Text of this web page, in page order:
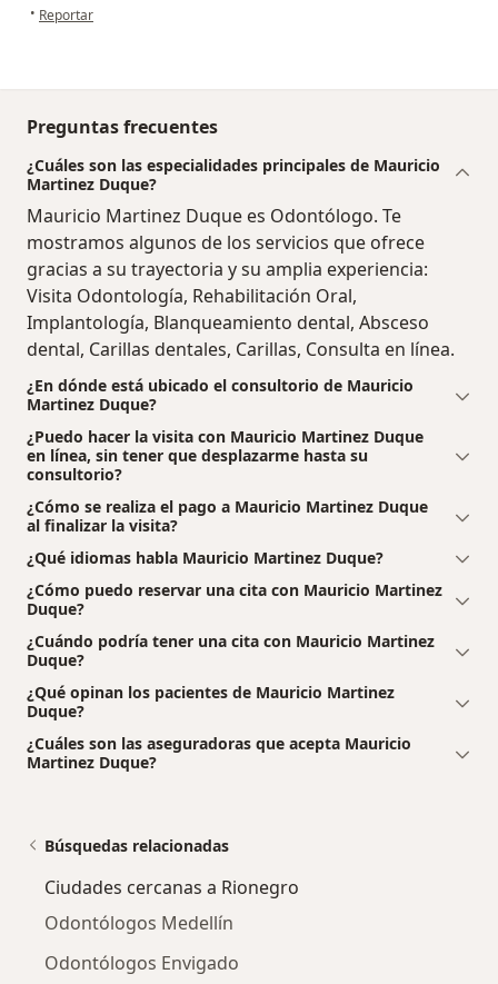
• en opinión del usuario Ana Tabares
Reportar
Preguntas frecuentes
¿Cuáles son las especialidades principales de Mauricio
Martinez Duque?
Mauricio Martinez Duque es Odontólogo. Te
mostramos algunos de los servicios que ofrece
gracias a su trayectoria y su amplia experiencia:
Visita Odontología, Rehabilitación Oral,
Implantología, Blanqueamiento dental, Absceso
dental, Carillas dentales, Carillas, Consulta en línea.
¿En dónde está ubicado el consultorio de Mauricio
Martinez Duque?
¿Puedo hacer la visita con Mauricio Martinez Duque
en línea, sin tener que desplazarme hasta su
consultorio?
¿Cómo se realiza el pago a Mauricio Martinez Duque
al finalizar la visita?
¿Qué idiomas habla Mauricio Martinez Duque?
¿Cómo puedo reservar una cita con Mauricio Martinez
Duque?
¿Cuándo podría tener una cita con Mauricio Martinez
Duque?
¿Qué opinan los pacientes de Mauricio Martinez
Duque?
¿Cuáles son las aseguradoras que acepta Mauricio
Martinez Duque?
Búsquedas relacionadas
Ciudades cercanas a Rionegro
Odontólogos Medellín
Odontólogos Envigado